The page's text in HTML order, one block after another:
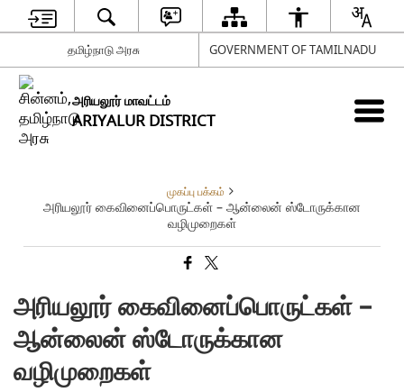
தமிழ்நாடு அரசு GOVERNMENT OF TAMILNADU
அரியலூர் மாவட்டம்
ARIYALUR DISTRICT
முகப்பு பக்கம்
அரியலூர் கைவினைப்பொருட்கள் – ஆன்லைன் ஸ்டோருக்கான
வழிமுறைகள்
அரியலூர் கைவினைப்பொருட்கள் –
ஆன்லைன் ஸ்டோருக்கான
வழிமுறைகள்